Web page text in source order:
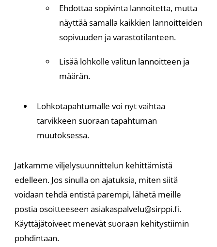
Ehdottaa sopivinta lannoitetta, mutta
näyttää samalla kaikkien lannoitteiden
sopivuuden ja varastotilanteen.
Lisää lohkolle valitun lannoitteen ja
määrän.
Lohkotapahtumalle voi nyt vaihtaa
tarvikkeen suoraan tapahtuman
muutoksessa.
Jatkamme viljelysuunnittelun kehittämistä
edelleen. Jos sinulla on ajatuksia, miten siitä
voidaan tehdä entistä parempi, lähetä meille
postia osoitteeseen asiakaspalvelu@sirppi.fi.
Käyttäjätoiveet menevät suoraan kehitystiimin
pohdintaan.